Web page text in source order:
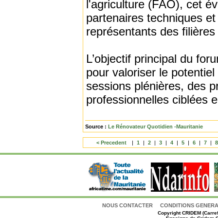
l'agriculture (FAO), cet
partenaires techniques
représentants des
L’objectif principal du
pour valoriser le
sessions plénières, des
professionnelles ciblées
Source : Le Rénovateur Quotidien -Mauritanie
< Precedent | 1 | 2 | 3 | 4 | 5 | 6 | 7 | 8
NOUS CONTACTER CONDITIONS
CopyrightCRIDEM